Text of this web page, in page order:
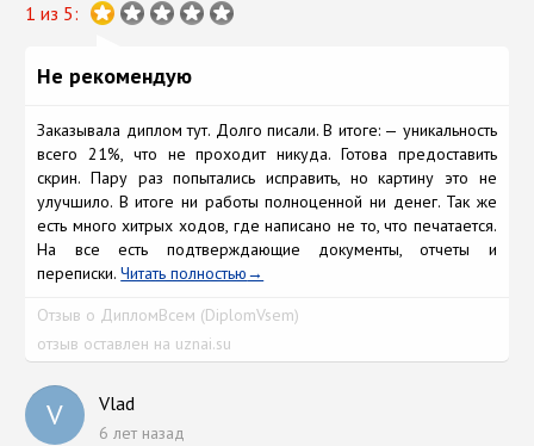
1 из 5:
Не рекомендую
Заказывала диплом тут. Долго писали. В итоге: — уникальность
всего 21%, что не проходит никуда. Готова предоставить
скрин. Пару раз попытались исправить, но картину это не
улучшило. В итоге ни работы полноценной ни денег. Так же
есть много хитрых ходов, где написано не то, что печатается.
На все есть подтверждающие документы, отчеты и
переписки.Читать полностью
Отзыв о ДипломВсем (DiplomVsem)
отзыв оставлен на uznai.su
V Vlad
6 лет назад